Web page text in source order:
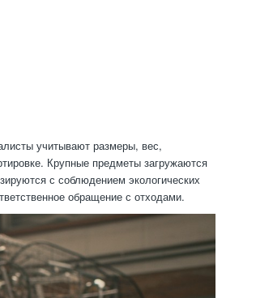
учитывают размеры, вес,
Крупные предметы загружаются
с соблюдением экологических
обращение с отходами.